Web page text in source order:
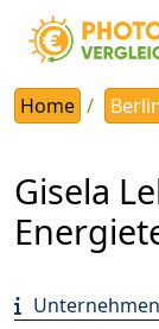
Home
Gisela